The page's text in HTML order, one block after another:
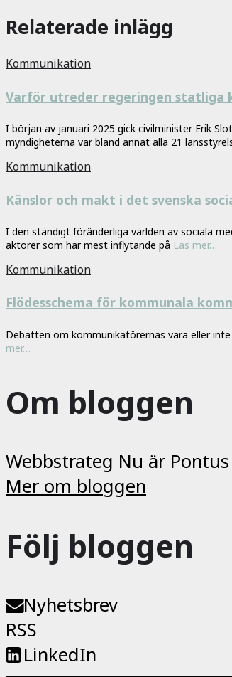
Relaterade inlägg
Kommunikation
Varför utreder regeringen statliga
I början av januari 2025 gick civilminister Erik
myndigheterna var bland annat alla 21
Kommunikation
Känslor och makt i det svenska
I den ständigt föränderliga världen av sociala
aktörer som har mest inflytande på Läs mer…
Kommunikation
Flödesschema för kommunala
Debatten om kommunikatörernas vara eller
mer…
Om bloggen
Webbstrateg Nu är
Mer om bloggen
Följ bloggen
Nyhetsbrev
RSS
LinkedIn